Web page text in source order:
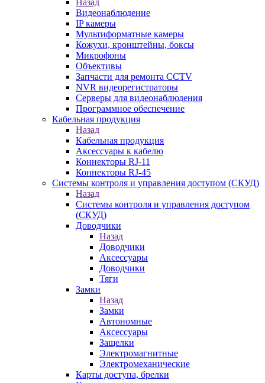
Назад
Видеонаблюдение
IP камеры
Мультиформатные камеры
Кожухи, кронштейны, боксы
Микрофоны
Объективы
Запчасти для ремонта CCTV
NVR видеорегистраторы
Серверы для видеонаблюдения
Программное обеспечение
Кабельная продукция
Назад
Кабельная продукция
Аксессуары к кабелю
Коннекторы RJ-11
Коннекторы RJ-45
Системы контроля и управления доступом (СКУД)
Назад
Системы контроля и управления доступом
(СКУД)
Доводчики
Назад
Доводчики
Аксессуары
Доводчики
Тяги
Замки
Назад
Замки
Автономные
Аксессуары
Защелки
Электромагнитные
Электромеханические
Карты доступа, брелки